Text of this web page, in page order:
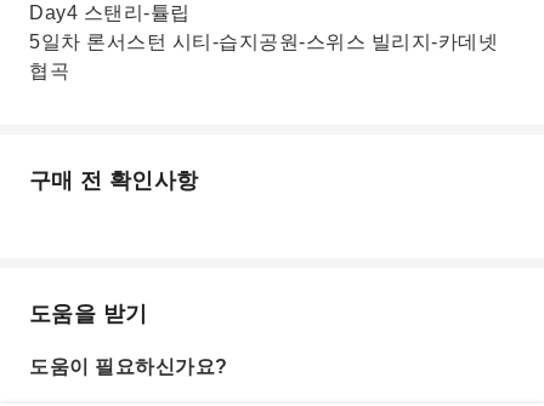
Day4 스탠리-튤립
5일차 론서스턴 시티-습지공원-스위스 빌리지-카데넷
협곡
구매 전 확인사항
도움을 받기
도움이 필요하신가요?